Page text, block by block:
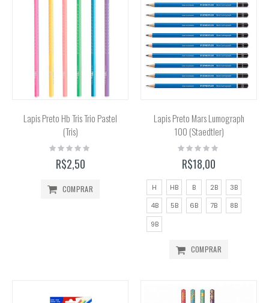
Lapis Preto Hb Tris Trio Pastel
(Tris)
Rating:
0%
R$2,50
COMPRAR
Lapis Preto Mars Lumograph
100 (Staedtler)
Rating:
0%
R$18,00
H HB B 2B
3B
4B
5B 6B 7B
8B
9B
COMPRAR